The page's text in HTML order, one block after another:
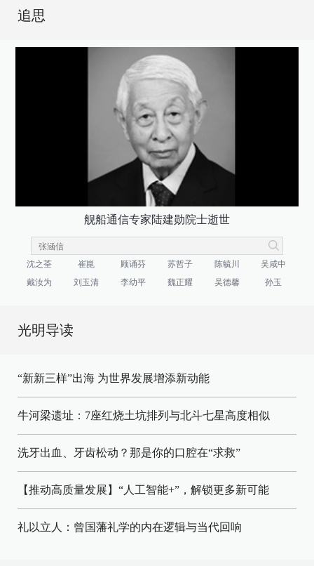
追思
舰船通信专家陆建勋院士逝世
沈之荃 崔崑 顾诵芬 苏哲子 陈毓川
吴咸中
戴汝为
刘玉清 李幼平 魏正耀 吴德馨 孙玉
光明导读
“新新三样”出海 为世界发展增添新动能
牛河梁遗址：7座红烧土坑排列与北斗七星高度相似
洗牙出血、牙齿松动？那是你的口腔在“求救”
【推动高质量发展】“人工智能+”，解锁更多新可能
礼以立人：曾国藩礼学的内在逻辑与当代回响